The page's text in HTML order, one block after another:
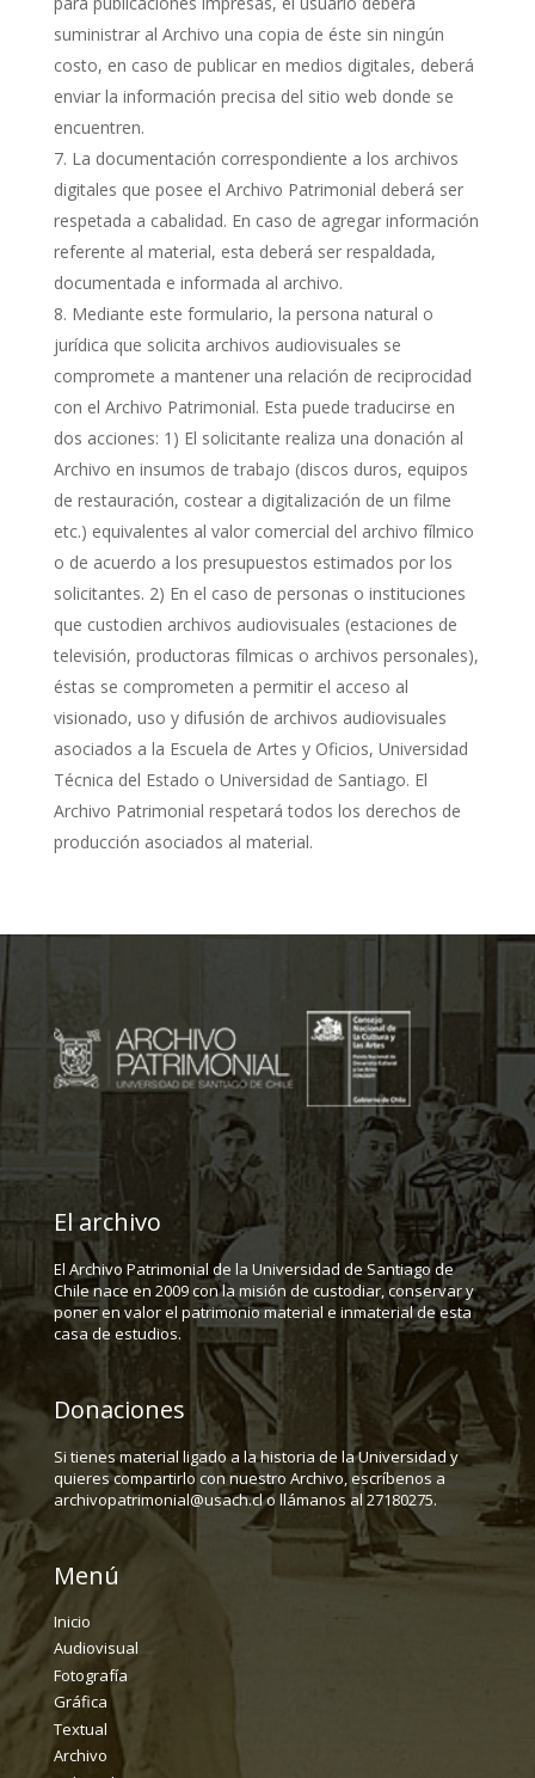
suministrar al Archivo una copia de éste sin ningún
costo, en caso de publicar en medios digitales, deberá
enviar la información precisa del sitio web donde se
encuentren.
La documentación correspondiente a los archivos
digitales que posee el Archivo Patrimonial deberá ser
respetada a cabalidad. En caso de agregar información
referente al material, esta deberá ser respaldada,
documentada e informada al archivo.
Mediante este formulario, la persona natural o
jurídica que solicita archivos audiovisuales se
compromete a mantener una relación de reciprocidad
con el Archivo Patrimonial. Esta puede traducirse en
dos acciones: 1) El solicitante realiza una donación al
Archivo en insumos de trabajo (discos duros, equipos
de restauración, costear a digitalización de un filme
etc.) equivalentes al valor comercial del archivo fílmico
o de acuerdo a los presupuestos estimados por los
solicitantes. 2) En el caso de personas o instituciones
que custodien archivos audiovisuales (estaciones de
televisión, productoras fílmicas o archivos personales),
éstas se comprometen a permitir el acceso al
visionado, uso y difusión de archivos audiovisuales
asociados a la Escuela de Artes y Oficios, Universidad
Técnica del Estado o Universidad de Santiago. El
Archivo Patrimonial respetará todos los derechos de
producción asociados al material.
El archivo
El Archivo Patrimonial de la Universidad de Santiago de
Chile nace en 2009 con la misión de custodiar, conservar y
poner en valor el patrimonio material e inmaterial de esta
casa de estudios.
Donaciones
Si tienes material ligado a la historia de la Universidad y
quieres compartirlo con nuestro Archivo, escríbenos a
archivopatrimonial@usach.cl o llámanos al 27180275.
Menú
Inicio
Audiovisual
Fotografía
Gráfica
Textual
Archivo